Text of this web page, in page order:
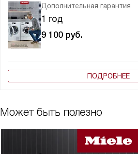
Дополнительная гарантия
1 год
9 100 руб.
ПОДРОБНЕЕ
Может быть полезно